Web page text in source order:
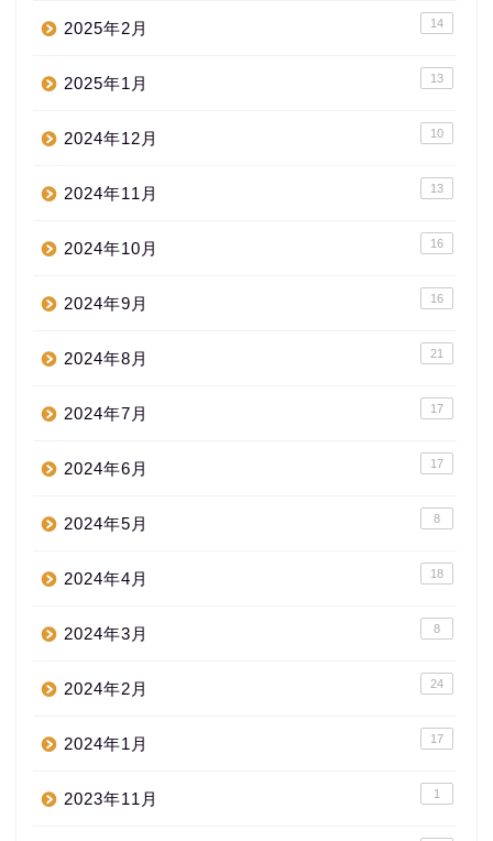
2025年2月 14
2025年1月 13
2024年12月 10
2024年11月 13
2024年10月 16
2024年9月 16
2024年8月 21
2024年7月 17
2024年6月 17
2024年5月 8
2024年4月 18
2024年3月 8
2024年2月 24
2024年1月 17
2023年11月 1